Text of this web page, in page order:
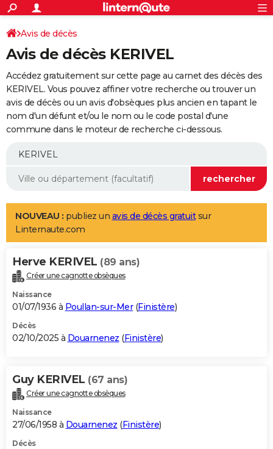
ACTUALITÉS
Politique
Société
Faits Divers
Education
Monde
Villes
+
SPORT
Coupe du monde 2026
Football
Tennis
Cyclisme
Rugby
Forum
Programme TV
TNT
Streaming
Cinéma
Sorties cinéma
Musique
+
FINANCE
Retraite
Epargne
Immobilier
Risques naturels par ville
Banque
Assurance
AUTO
Essais
Réserver un essai
Citadines
Berlines
SUV
Forum auto
+
Mobiles
Meilleur smartphone
Internet
Ordinateurs
Jeux vidéo
Guide high-tech
Aménagement intérieur
LIFESTYLE
Art de vivre
Bien-être
Loisirs
Mode
Modes de vie
Alimentation
Guide de la santé
Maladies
Médicaments
Sommeil
VOYAGE
Destinations
City break
Voyage nature
Voyage de noces
Forum
Climat
+PHOTO
GUIDES D'ACHAT
BONS PLANS
Carte de Noël
Carte Bonne année
Carte Saint-Valentin
Carte Pâques
Carte d'anniversaire
DICTIONNAIRE
Dictionnaire
Biographies
Citations
Expressions
Proverbes
PROGRAMME TV
Avis de décès
Avis de décès KERIVEL
Accédez gratuitement sur cette page au carnet des décès des
KERIVEL. Vous pouvez affiner votre recherche ou trouver un
avis de décès ou un avis d'obsèques plus ancien en tapant le
nom d'un défunt et/ou le nom ou le code postal d'une
commune dans le moteur de recherche ci-dessous.
NOUVEAU : publiez un avis de décès gratuitsur
Linternaute.com
Herve KERIVEL (89 ans)
Créer une cagnotte obsèques
Naissance
01/07/1936 à Poullan-sur-Mer(Finistère)
Décès
02/10/2025 à Douarnenez (Finistère)
Guy KERIVEL (67 ans)
Créer une cagnotte obsèques
Naissance
27/06/1958 à Douarnenez (Finistère)
Décès